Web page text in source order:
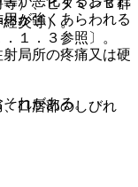
が強くあらわれる
１．３参照〕。
れがある。
）、ビタミンＢ群
炎等）。
局所の疼痛又は硬
口唇部のしびれ